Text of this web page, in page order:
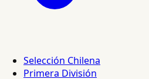
Selección Chilena
Primera División